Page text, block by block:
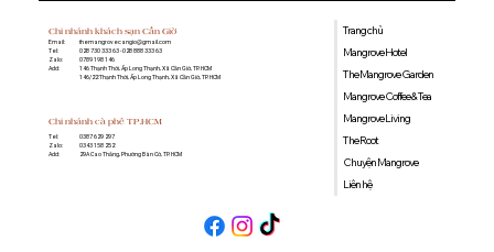
Chi nhánh khách sạn Cần Giờ
Email:
Tel:
Zalo:
Add:
themangrovecangio@gmail.com
028 730 333 63 - 028 888 333 63
0789 198 146
146 Thạnh Thới, Ấp Long Thạnh, Xã Cần Giờ, TP. HCM
146/22 Thạnh Thới, Ấp Long Thạnh, Xã Cần Giờ, TP. HCM
Trang chủ
Mangrove Hotel
The Mangrove Garden
Mangrove Coffee & Tea
Mangrove Living
The Root
Chuyện Mangrove
Liên hệ
Chi nhánh cà phê TP.HCM
Tel:
Zalo:
Add:
0387 629 297
0343 158 252
29A Cao Thắng, Phường Bàn Cờ, TP. HCM